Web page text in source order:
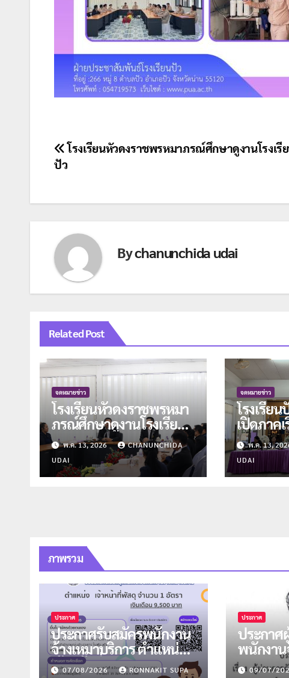
แนะแนว
เรื่อง
โรงเรียนหัวดงราชพรหมาภรณ์ศึกษาดูงานโรงเรี
ปัว
Bychanunchida udai
Related Post
จดหมายข่าว
โรงเรียนหัวดงราชพรหมา
ภรณ์ศึกษาดูงานโรงเรียน
ปัวพ.ค. 13, 2026
CHANUNCHIDA
UDAI
จดหมายข่าว
โรงเรีย
เปิดภาค
ศึกษา
พ.ค. 13,
UDAI
ภาพรวม
ประกาศ
ประกาศรับสมัครพนักงาน
จ้างเหมาบริการ ตำแหน่ง
เจ้าหน้าที่พัสดุ จำนวน 1
07/08/2026 RONNAKIT SUPA
ประกาศ
ประกาศ
พนักงาน
ตำแหน่ง
09/07/